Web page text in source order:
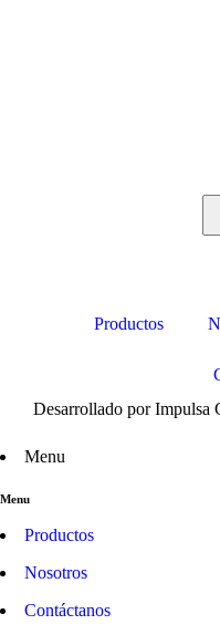
Productos
Desarrollado por Impulsa
Menu
Menu
Productos
Nosotros
Contáctanos